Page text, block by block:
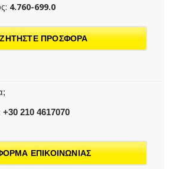
4.760-699.0
ΖΗΤΗΣΤΕ ΠΡΟΣΦΟΡΑ
210 4617070
ΕΠΙΚΟΙΝΩΝΙΑΣ